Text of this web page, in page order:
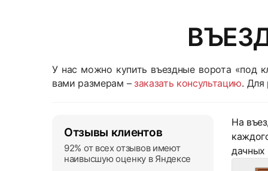
У нас можно купить въездные ворота «под
вами размерам – заказать консультацию. Для
Отзывы клиентов
92% от всех отзывов имеют
наивысшую оценку в Яндексе
На
дачных